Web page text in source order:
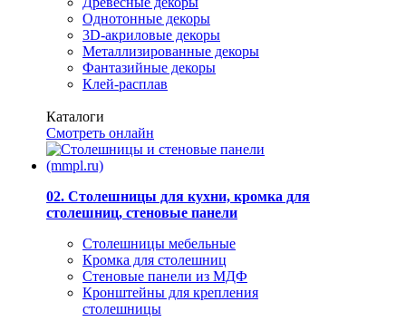
Однотонные декоры
3D-акриловые декоры
Металлизированные декоры
Фантазийные декоры
Клей-расплав
Каталоги
Смотреть онлайн
02. Столешницы для кухни, кромка для
столешниц, стеновые панели
Столешницы мебельные
Кромка для столешниц
Стеновые панели из МДФ
Кронштейны для крепления
столешницы